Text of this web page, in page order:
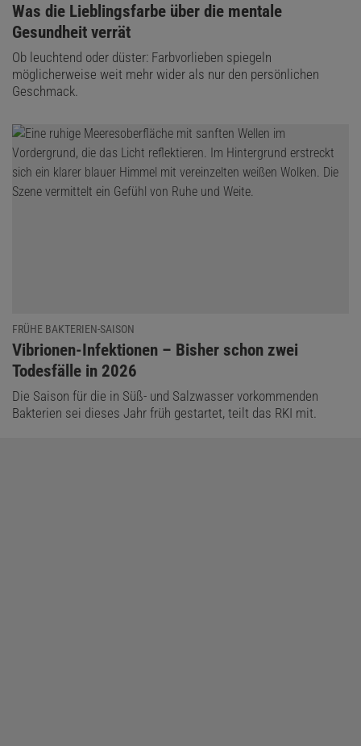
:
Was die Lieblingsfarbe über die mentale
Gesundheit verrät
Ob leuchtend oder düster: Farbvorlieben spiegeln
möglicherweise weit mehr wider als nur den persönlichen
Geschmack.
FRÜHE BAKTERIEN-SAISON
:
Vibrionen-Infektionen – Bisher schon zwei
Todesfälle in 2026
Die Saison für die in Süß- und Salzwasser vorkommenden
Bakterien sei dieses Jahr früh gestartet, teilt das RKI mit.